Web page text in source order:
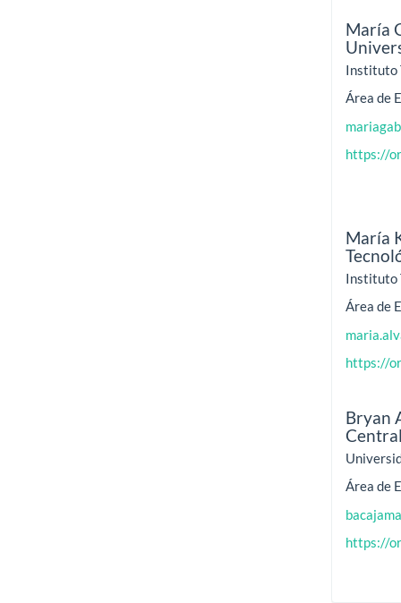
María
Instituto
Área de
https://
María
Instituto
Área de
https://
Bryan
Área de
https://